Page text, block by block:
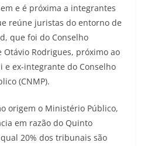
e é próxima a integrantes
reúne juristas do entorno de
que foi do Conselho
Otávio Rodrigues, próximo ao
e ex-integrante do Conselho
(CNMP).
origem o Ministério Público,
em razão do Quinto
20% dos tribunais são